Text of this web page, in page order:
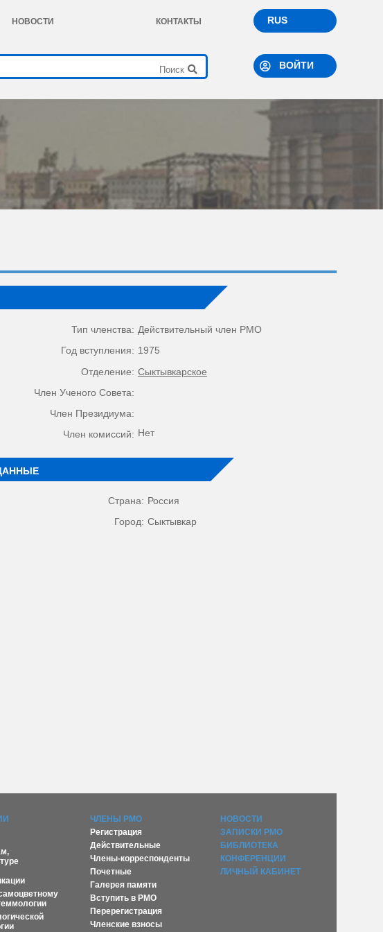
НОВОСТИ КОНТАКТЫ RUS
ВОЙТИ
Тип членства: Действительный член РМО
Год вступления: 1975
Отделение: Сыктывкарское
Член Ученого Совета:
Член Президиума:
Член комиссий: Нет
Страна: Россия
Город: Сыктывкар
ЧЛЕНЫ РМО
Регистрация
Действительные
Члены-корреспонденты
Почетные
Галерея памяти
Вступить в РМО
Перерегистрация
Членские взносы
НОВОСТИ
ЗАПИСКИ РМО
БИБЛИОТЕКА
КОНФЕРЕНЦИИ
ЛИЧНЫЙ КАБИНЕТ